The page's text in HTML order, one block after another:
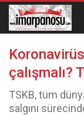
Koronavirüs
çalışmalı?
TSKB, tüm
salgını